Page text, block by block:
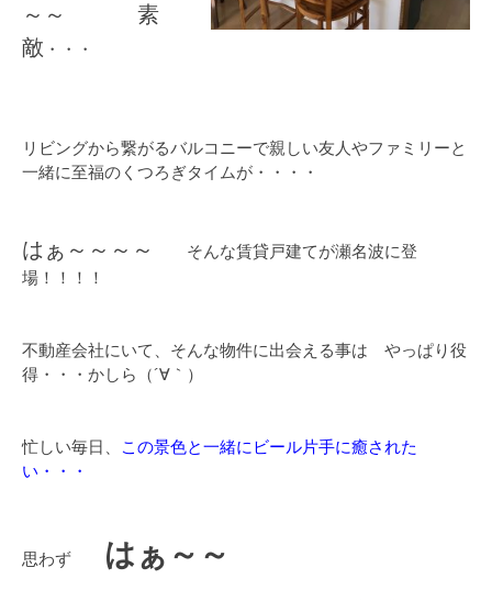
～～
素
敵 ・・・
リビングから繋がるバルコニーで親しい友人やファミリーと
一緒に至福のくつろぎタイムが・・・・
はぁ～～～～
そんな賃貸戸建てが瀬名波に登
場！！！！
不動産会社にいて、そんな物件に出会える事は やっぱり役
得・・・かしら（´∀｀）
忙しい毎日、
この景色と一緒にビール片手に癒された
い・・・
思わず はぁ～～